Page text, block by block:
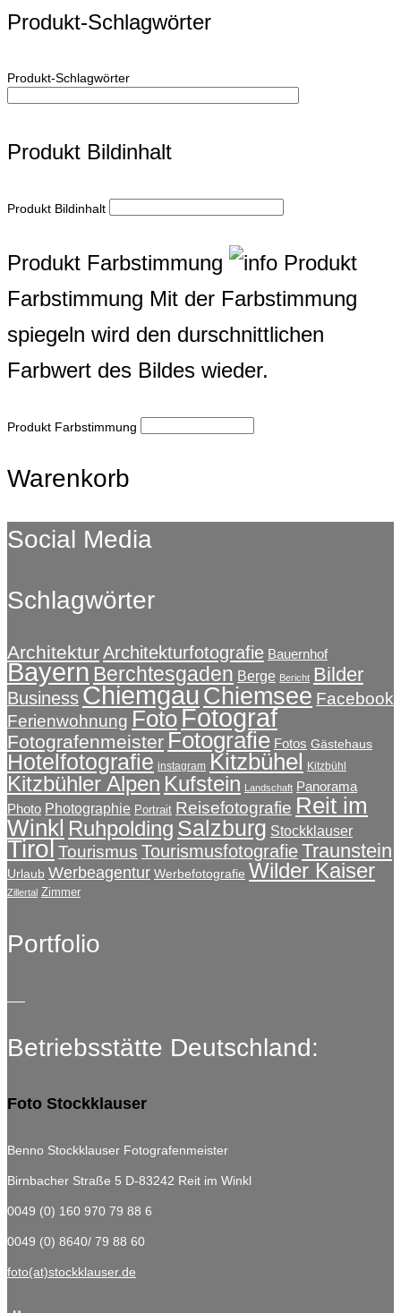
Produkt-Schlagwörter
Produkt-Schlagwörter
Produkt Bildinhalt
Produkt Bildinhalt
Produkt Farbstimmung
Produkt
Farbstimmung Mit der Farbstimmung
spiegeln wird den durschnittlichen
Farbwert des Bildes wieder.
Produkt Farbstimmung
Warenkorb
Social Media
Schlagwörter
ArchitekturArchitekturfotografie Bauernhof
Bayern Berchtesgaden Berge Bericht Bilder
Business Chiemgau Chiemsee Facebook
Ferienwohnung Foto Fotograf
Fotografenmeister Fotografie Fotos Gästehaus
Hotelfotografie instagram Kitzbühel Kitzbühl
Kitzbühler Alpen Kufstein Landschaft Panorama
Photo Photographie Portrait Reisefotografie Reit im
Winkl Ruhpolding Salzburg Stockklauser
Tirol Tourismus TourismusfotografieTraunstein
Urlaub Werbeagentur Werbefotografie Wilder Kaiser
Zillertal Zimmer
Portfolio
Betriebsstätte Deutschland:
Foto Stockklauser
Benno Stockklauser Fotografenmeister
Birnbacher Straße 5 D-83242 Reit im Winkl
0049 (0) 160 970 79 88 6
0049 (0) 8640/ 79 88 60
foto(at)stockklauser.de